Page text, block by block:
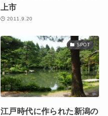
上市
2011.9.20
SPOT
江戸時代に作られた新潟の